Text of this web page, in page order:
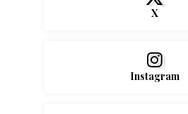
X
Instagram